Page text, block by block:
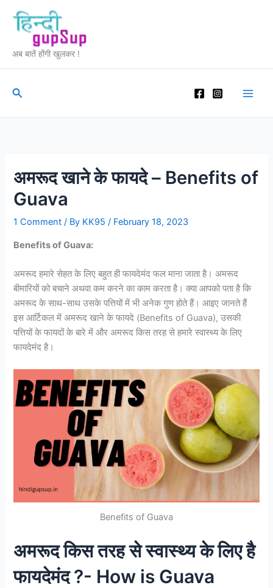
content
अब बातें होंगी खुलकर !
Search
अमरूद खाने के फायदे – Benefits of
Guava
1 Comment / By KK95/ February 18, 2023
Benefits of Guava:
अमरूद हमारे सेहत के लिए बहुत ही फायदेमंद फल माना जाता है। अमरूद
बीमारियों को बचाने अथवा कम करने का काम करता है। क्या आपको पता है कि
अमरूद के साथ-साथ उसके पत्तियों में भी अनेक गुण होते हैं। आइए जानते हैं
इस आर्टिकल में अमरूद खाने के फायदे (Benefits of Guava), उसकी
पत्तियों के फायदों के बारे में और अमरूद किस तरह से हमारे स्वास्थ्य के लिए
फायदेमंद है।
Benefits of Guava
अमरूद किस तरह से स्वास्थ्य के लिए है
फायदेमंद ?- How is Guava